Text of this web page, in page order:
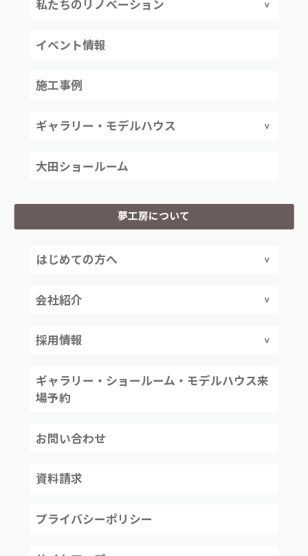
私たちのリノベーション
イベント情報
施工事例
ギャラリー・モデルハウス
大田ショールーム
夢工房について
はじめての方へ
会社紹介
採用情報
ギャラリー・ショールーム・モデルハウス来
場予約
お問い合わせ
資料請求
プライバシーポリシー